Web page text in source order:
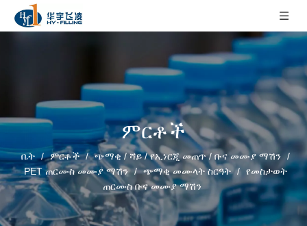
ምርቶች
ቤት / ምርቶች / ጭማቂ / ሻይ / የኢነርጂ መጠጥ / ቡና መሙያ ማሽን /
PET ጠርሙስ መሙያ ማሽን / ጭማቂ መሙላት ስርዓት / የመስታወት
ጠርሙስ ቡና መሙያ ማሽን